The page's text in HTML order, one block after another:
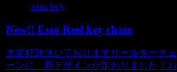
esso boy
New!! Esso Reel key chain
大変好評頂いておりますリールキーチェ
ーンに、新デザインが加わりました！お